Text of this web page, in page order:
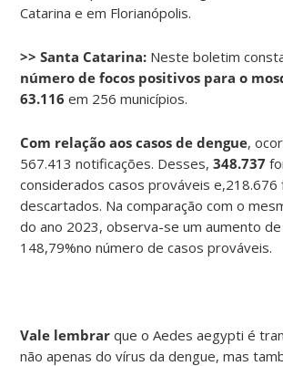
Catarina e em Florianópolis.
>> Santa Catarina: Neste boletim
número de focos positivos para o
63.116 em 256 municípios.
Com relação aos casos de dengue,
567.413 notificações. Desses,348.737
considerados casos prováveis e,218.676
descartados. Na comparação com o
do ano 2023, observa-se um aumento de
148,79%no número de casos prováveis.
Vale lembrar que o Aedes aegypti é
não apenas do vírus da dengue, mas